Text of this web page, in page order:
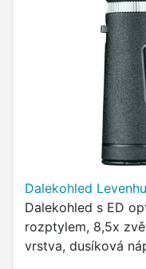
Dalekohled
Dalekohled s ED
rozptylem, 8,5x
vrstva, dusíková